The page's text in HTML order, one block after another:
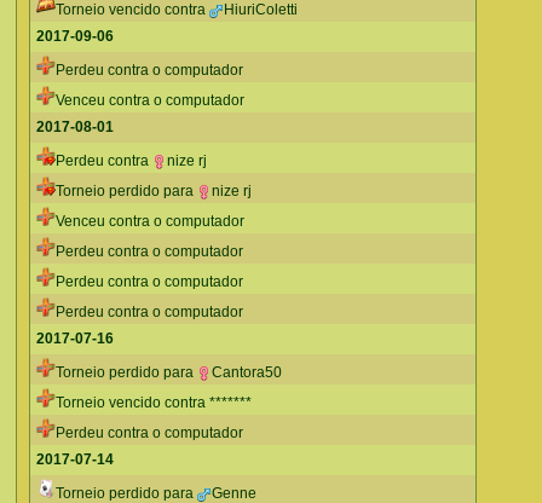
Torneio vencido contra
HiuriColetti
2017-09-06
Perdeu contra o computador
Venceu contra o computador
2017-08-01
Perdeu contra
nize rj
Torneio perdido para
nize rj
Venceu contra o computador
Perdeu contra o computador
Perdeu contra o computador
Perdeu contra o computador
2017-07-16
Torneio perdido para
Cantora50
Torneio vencido contra *******
Perdeu contra o computador
2017-07-14
Torneio perdido para
Genne